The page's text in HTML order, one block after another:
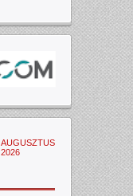
AUGUSZTUS
2026